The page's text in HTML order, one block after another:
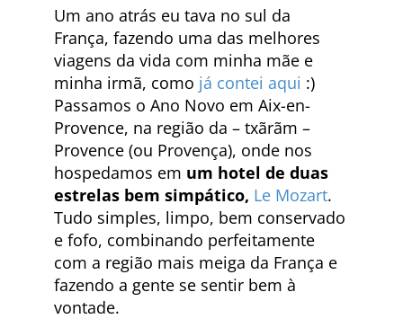
Um ano atrás eu tava no sul da
França, fazendo uma das melhores
viagens da vida com minha mãe e
minha irmã, como já contei aqui :)
Passamos o Ano Novo em Aix-en-
Provence, na região da – txãrãm –
Provence (ou Provença), onde nos
hospedamos em um hotel de duas
estrelas bem simpático, Le Mozart.
Tudo simples, limpo, bem conservado
e fofo, combinando perfeitamente
com a região mais meiga da França e
fazendo a gente se sentir bem à
vontade.